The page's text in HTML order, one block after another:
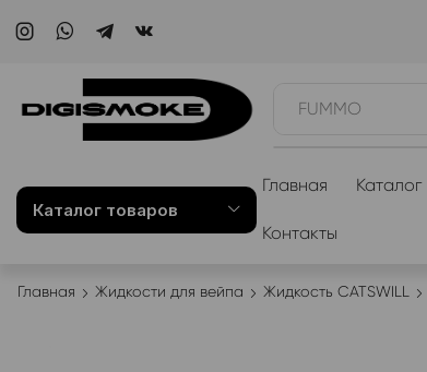
WAKA
Каталог товаров
Главная Каталог
Контакты
Главная Жидкости для вейпа Жидкость CATSWILL